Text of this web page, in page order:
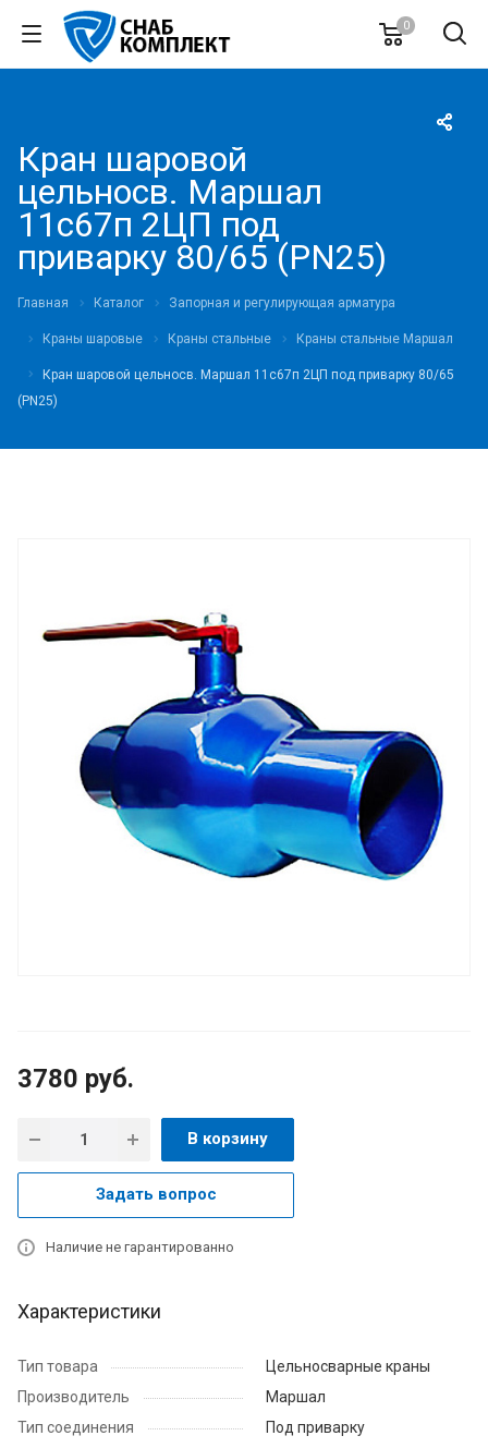
0
Кран шаровой
цельносв. Маршал
11с67п 2ЦП под
приварку 80/65 (PN25)
Главная Каталог Запорная и регулирующая арматура
Краны шаровые Краны стальные Краны стальные Маршал
Кран шаровой цельносв. Маршал 11с67п 2ЦП под приварку 80/65
(PN25)
3780 руб.
В корзину
Задать вопрос
Наличие не гарантированно
Характеристики
Тип товара
Цельносварные краны
Производитель
Маршал
Тип соединения
Под приварку